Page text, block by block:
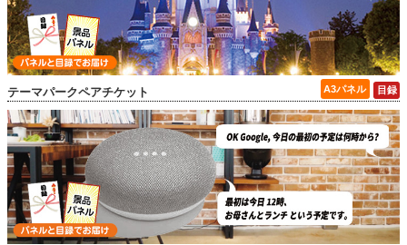
テーマパークペアチケット